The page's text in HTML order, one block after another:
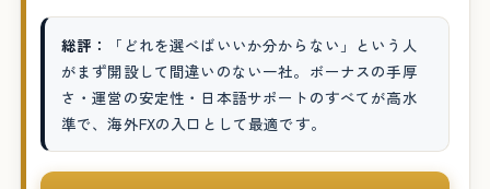
総評：
「どれを選べばいいか分からない」という人
がまず開設して間違いのない一社。ボーナスの手厚
さ・運営の安定性・日本語サポートのすべてが高水
準で、海外FXの入口として最適です。